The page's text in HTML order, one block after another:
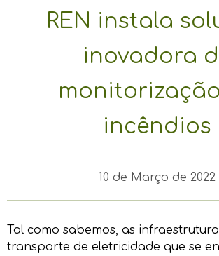
REN instala
inovadora
incêndios
10 de Março de 2022
Tal como sabemos, as
transporte de eletricidade que se